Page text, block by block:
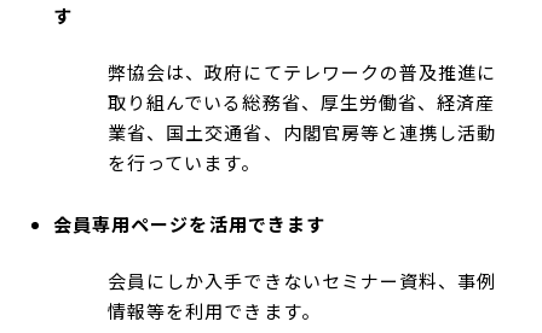
す
弊協会は、政府にてテレワークの普及推進に
取り組んでいる総務省、厚生労働省、経済産
業省、国土交通省、内閣官房等と連携し活動
を行っています。
会員専用ページを活用できます
会員にしか入手できないセミナー資料、事例
情報等を利用できます。